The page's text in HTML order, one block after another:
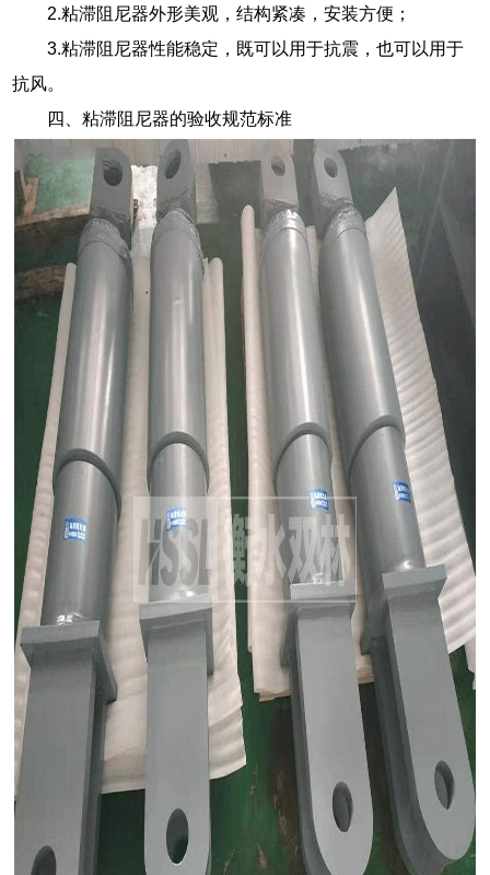
2.粘滞阻尼器外形美观，结构紧凑，安装方便；
3.粘滞阻尼器性能稳定，既可以用于抗震，也可以用于
抗风。
四、粘滞阻尼器的验收规范标准